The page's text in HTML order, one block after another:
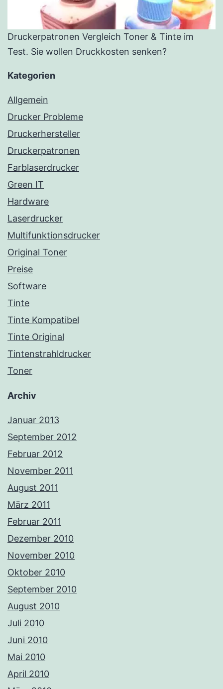
Druckerpatronen Vergleich Toner & Tinte im
Test. Sie wollen Druckkosten senken?
Kategorien
Allgemein
Drucker Probleme
Druckerhersteller
Druckerpatronen
Farblaserdrucker
Green IT
Hardware
Laserdrucker
Multifunktionsdrucker
Original Toner
Preise
Software
Tinte
Tinte Kompatibel
Tinte Original
Tintenstrahldrucker
Toner
Archiv
Januar 2013
September 2012
Februar 2012
November 2011
August 2011
März 2011
Februar 2011
Dezember 2010
November 2010
Oktober 2010
September 2010
August 2010
Juli 2010
Juni 2010
Mai 2010
April 2010